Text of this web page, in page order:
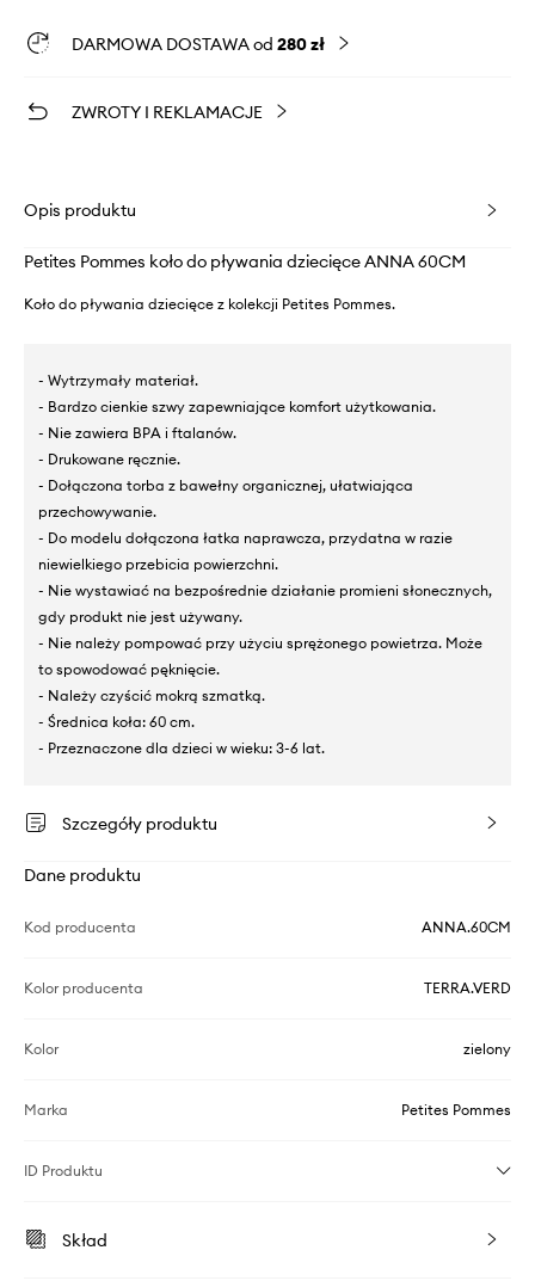
DARMOWA DOSTAWA od 280 zł
ZWROTY I REKLAMACJE
Opis produktu
Petites Pommes koło do pływania dziecięce ANNA 60CM
Koło do pływania dziecięce z kolekcji Petites Pommes.
- Wytrzymały materiał.
- Bardzo cienkie szwy zapewniające komfort użytkowania.
- Nie zawiera BPA i ftalanów.
- Drukowane ręcznie.
- Dołączona torba z bawełny organicznej, ułatwiająca
przechowywanie.
- Do modelu dołączona łatka naprawcza, przydatna w razie
niewielkiego przebicia powierzchni.
- Nie wystawiać na bezpośrednie działanie promieni słonecznych,
gdy produkt nie jest używany.
- Nie należy pompować przy użyciu sprężonego powietrza. Może
to spowodować pęknięcie.
- Należy czyścić mokrą szmatką.
- Średnica koła: 60 cm.
- Przeznaczone dla dzieci w wieku: 3-6 lat.
Szczegóły produktu
Dane produktu
Kod producenta ANNA.60CM
Kolor producenta TERRA.VERD
Kolor zielony
Marka Petites Pommes
ID Produktu
Skład